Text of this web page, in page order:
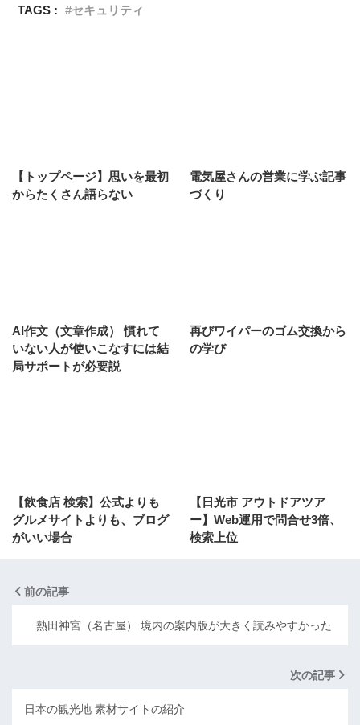
TAGS :
セキュリティ
【トップページ】思いを最初
からたくさん語らない
電気屋さんの営業に学ぶ記事
づくり
AI作文（文章作成） 慣れて
いない人が使いこなすには結
局サポートが必要説
再びワイパーのゴム交換から
の学び
【飲食店 検索】公式よりも
グルメサイトよりも、ブログ
がいい場合
【日光市 アウトドアツア
ー】Web運用で問合せ3倍、
検索上位
前の記事
熱田神宮（名古屋） 境内の案内版が大きく読みやすかった
次の記事
日本の観光地 素材サイトの紹介